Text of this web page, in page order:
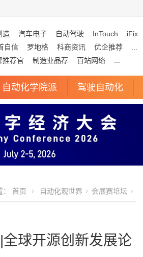
造 汽车电子 自动驾驶 InTouch iFix
自信 罗地格 科商资讯 优企推荐
推荐官 制造业品荐 百站网络
自动化学院派 驾驶自动化
： 首页 自动化观世界 会展赛培坛
全球开源创新发展论